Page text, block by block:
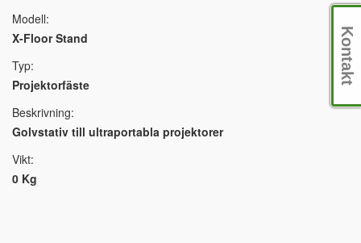
Modell:
X-Floor Stand
Typ:
Projektorfäste
Beskrivning:
Golvstativ till ultraportabla projektorer
Vikt:
0 Kg
Kontakt